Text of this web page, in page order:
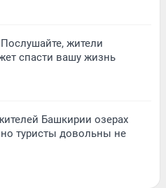
жители
спасти вашу жизнь
Башкирии озерах
туристы довольны не